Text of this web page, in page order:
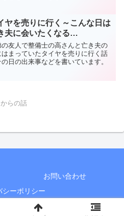
ヤを売りに行く～こんな日は
夫に会いたくなる…
の友人で整備士の高さんと亡き夫の
はまっていたタイヤを売りに行く話
日の出来事などを書いています。
らの話
お問い合わせ
シーポリシー
けいとだま.